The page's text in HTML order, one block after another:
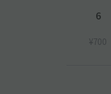
6
¥700